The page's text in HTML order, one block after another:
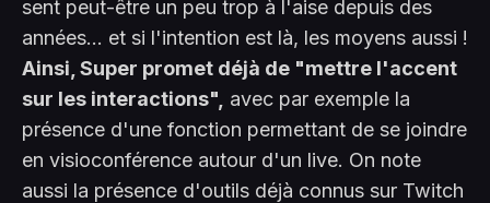
sent peut-être un peu trop à l'aise depuis des
années... et si l'intention est là, les moyens aussi !
Ainsi, Super promet déjà de "mettre l'accent
sur les interactions", avec par exemple la
présence d'une fonction permettant de se joindre
en visioconférence autour d'un live. On note
aussi la présence d'outils déjà connus sur Twitch